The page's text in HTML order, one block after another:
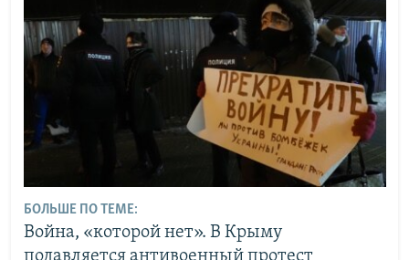
БОЛЬШЕ ПО ТЕМЕ:
Война, «которой нет». В Крыму
подавляется антивоенный протест